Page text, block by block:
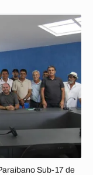
Sub-17 de